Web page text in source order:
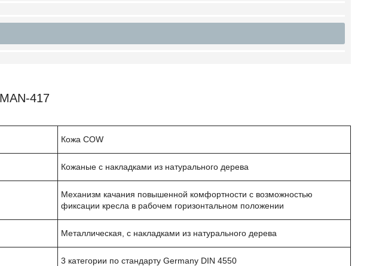
417
Кожа COW
Кожаные с накладками из натурального дерева
Механизм качания повышенной комфортности с возможностью
фиксации кресла в рабочем горизонтальном положении
Металлическая, с накладками из натурального дерева
3 категории по стандарту Germany DIN 4550